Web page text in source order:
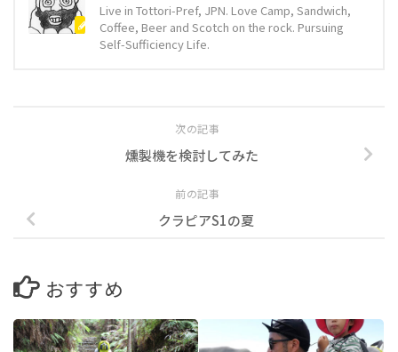
Live in Tottori-Pref, JPN. Love Camp, Sandwich,
Coffee, Beer and Scotch on the rock. Pursuing
Self-Sufficiency Life.
次の記事
燻製機を検討してみた
前の記事
クラピアS1の夏
おすすめ